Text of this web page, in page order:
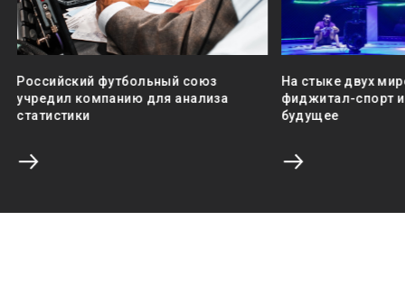
Российский футбольный союз
учредил компанию для анализа
статистики
На стыке двух
фиджитал-спорт
будущее